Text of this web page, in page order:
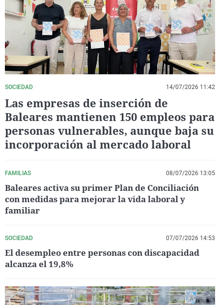
La rosa de los vientos
Gente viajera
Como el perro y el
Caso
Retornados
Equipo de
Operación Viuda
Extremadura
Galicia
La Rioja
Navarra
País Vasco
Virales
Televisión
Elecciones
SOCIEDAD 14/07/2026 11:42
Las empresas de inserción de
Baleares mantienen 150 empleos para
personas vulnerables, aunque baja su
incorporación al mercado laboral
FAMILIAS 08/07/2026 13:05
Baleares activa su primer Plan de Conciliación
con medidas para mejorar la vida laboral y
familiar
SOCIEDAD 07/07/2026 14:53
El desempleo entre personas con discapacidad
alcanza el 19,8%